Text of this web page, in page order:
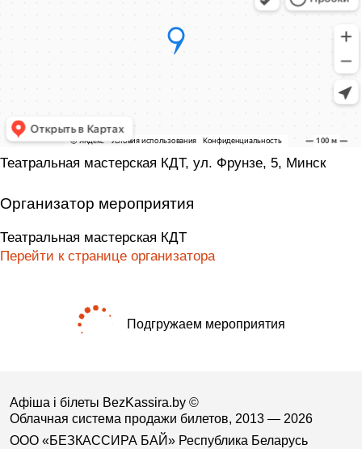
Театральная мастерская КДТ, ул. Фрунзе, 5, Минск
Организатор мероприятия
Театральная мастерская КДТ
Перейти к странице организатора
Подгружаем мероприятия
Афіша і білеты BezKassira.by ©
Облачная система продажи билетов, 2013 — 2026
ООО «БЕЗКАССИРА БАЙ» Республика Беларусь